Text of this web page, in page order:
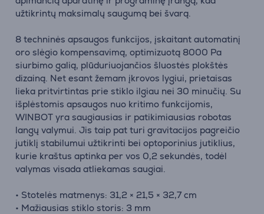
užtikrintų maksimalų saugumą bei švarą.
8 techninės apsaugos funkcijos, įskaitant automatinį
oro slėgio kompensavimą, optimizuotą 8000 Pa
siurbimo galią, plūduriuojančios šluostės plokštės
dizainą. Net esant žemam įkrovos lygiui, prietaisas
lieka pritvirtintas prie stiklo ilgiau nei 30 minučių. Su
išplėstomis apsaugos nuo kritimo funkcijomis,
WINBOT yra saugiausias ir patikimiausias robotas
langų valymui. Jis taip pat turi gravitacijos pagreičio
jutiklį stabilumui užtikrinti bei optoporinius jutiklius,
kurie kraštus aptinka per vos 0,2 sekundės, todėl
valymas visada atliekamas saugiai.
• Stotelės matmenys: 31,2 × 21,5 × 32,7 cm
• Mažiausias stiklo storis: 3 mm